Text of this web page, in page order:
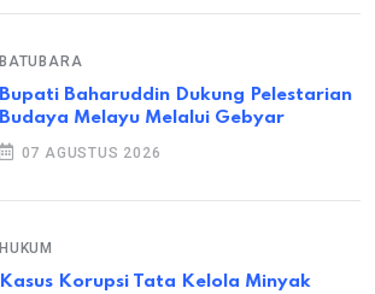
BATUBARA
Bupati Baharuddin Dukung Pelestarian
Budaya Melayu Melalui Gebyar
07 AGUSTUS 2026
HUKUM
Kasus Korupsi Tata Kelola Minyak